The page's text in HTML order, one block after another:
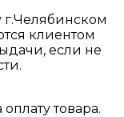
клиентом
если не
товара.